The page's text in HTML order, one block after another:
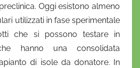
i
e
l
a
D
Oggi esistono almeno
utilizzati in fase sperimentale
che si possono testare in
hanno una consolidata
di isole da donatore. In